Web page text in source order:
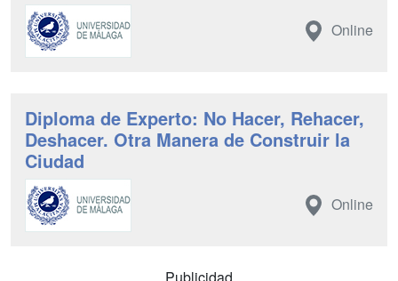
Online
Diploma de Experto: No Hacer, Rehacer,
Deshacer. Otra Manera de Construir la
Ciudad
Online